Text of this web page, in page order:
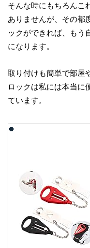
そんな時にもちろんこ
ありませんが、その都
ックができれば、もう
になります。
取り付けも簡単で部屋
ロックは私には本当に
ています。